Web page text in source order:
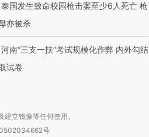
泰国发生致命校园枪击案至少6人死亡 枪
亦被杀
河南“三支一扶”考试规模化作弊 内外勾结
试卷
立镜像等任何使用。
号